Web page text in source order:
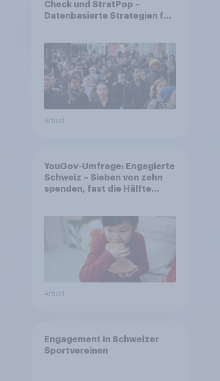
Check und StratPop –
Datenbasierte Strategien für
Artikel
YouGov-Umfrage: Engagierte
Schweiz – Sieben von zehn
spenden, fast die Hälfte
Artikel
Engagement in Schweizer
Sportvereinen